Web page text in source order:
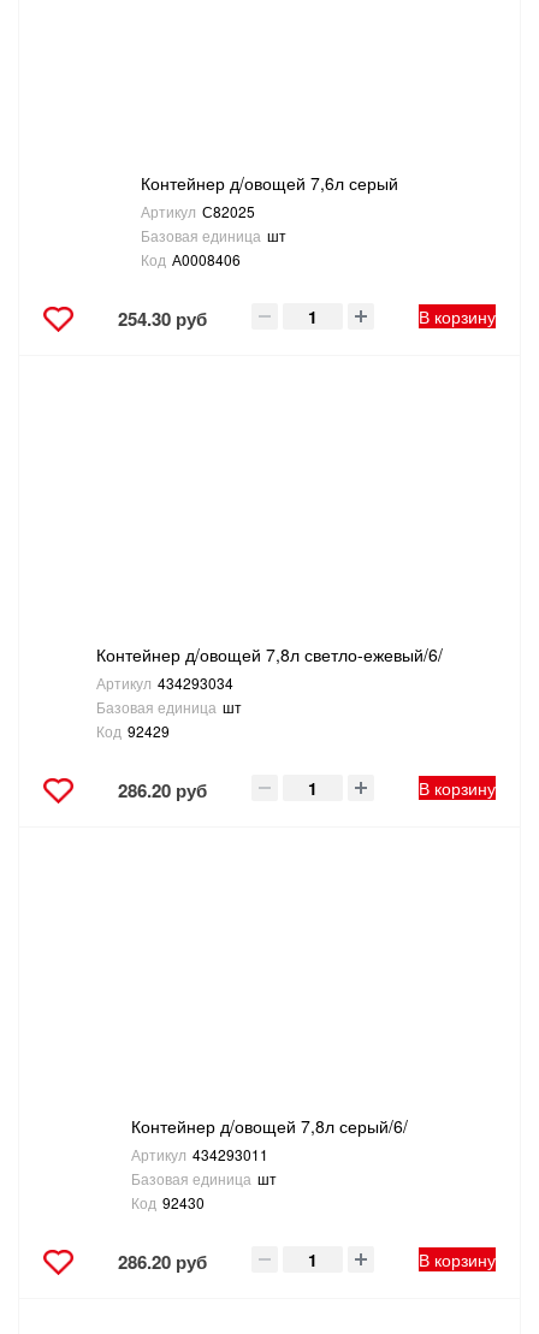
Контейнер д/овощей 7,6л серый
Артикул С82025
Базовая единица шт
Код А0008406
254.30 руб В корзину
Контейнер д/овощей 7,8л светло-ежевый/6/
Артикул 434293034
Базовая единица шт
Код 92429
286.20 руб В корзину
Контейнер д/овощей 7,8л серый/6/
Артикул 434293011
Базовая единица шт
Код 92430
286.20 руб В корзину